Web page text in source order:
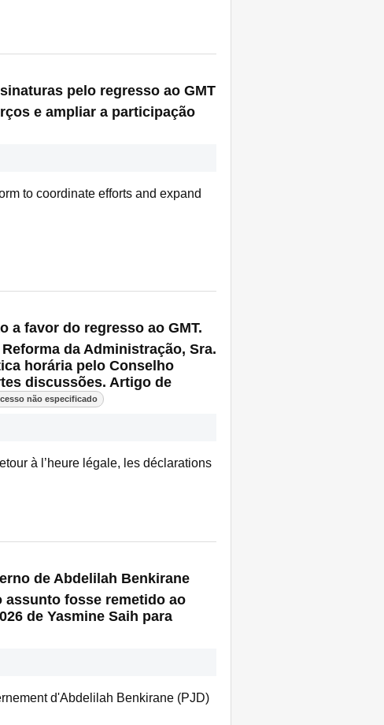
pelo regresso ao GMT
e ampliar a participação
to coordinate efforts and expand
a favor do regresso ao GMT.
da Administração, Sra.
horária pelo Conselho
discussões. Artigo de
não especificado
à l’heure légale, les déclarations
de Abdelilah Benkirane
assunto fosse remetido ao
de Yasmine Saih para
d'Abdelilah Benkirane (PJD)